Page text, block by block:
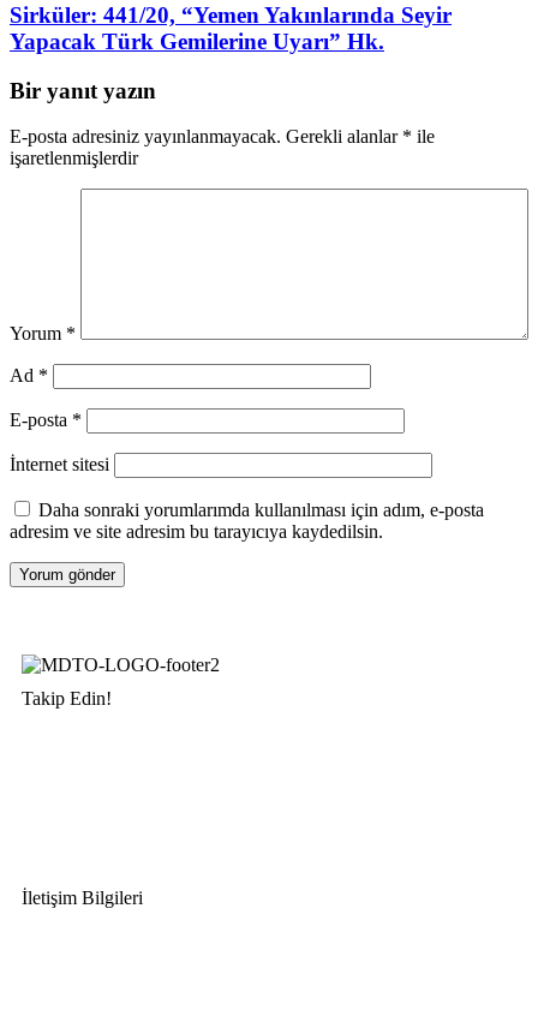
Sirküler: 441/20, “Yemen Yakınlarında Seyir
Yapacak Türk Gemilerine Uyarı” Hk.
Bir yanıt yazın
E-posta adresiniz yayınlanmayacak. Gerekli alanlar * ile
işaretlenmişlerdir
Yorum *
Ad *
E-posta *
İnternet sitesi
Daha sonraki yorumlarımda kullanılması için adım, e-posta
adresim ve site adresim bu tarayıcıya kaydedilsin.
Takip Edin!
İletişim Bilgileri